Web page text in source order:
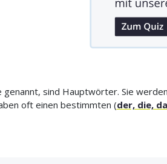
genannt, sind Hauptwörter. Sie
oft einen bestimmten (der, die,